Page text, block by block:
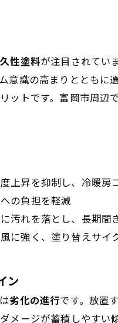
性塗料が注目されてい
意識の高まりととも
ットです。富岡市周
上昇を抑制し、冷暖房
の負担を軽減
汚れを落とし、長期間
に強く、塗り替えサイ
ン
劣化の進行です。放置
メージが蓄積しやすい